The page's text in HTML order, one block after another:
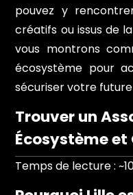
pouvez y
créatifs ou issus de
vous montrons
écosystème pour
sécuriser votre
Trouver un
Écosystème
Temps de lecture :